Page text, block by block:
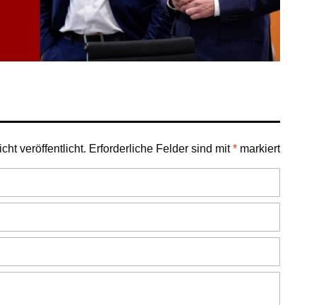
veröffentlicht. Erforderliche Felder sind mit* markiert